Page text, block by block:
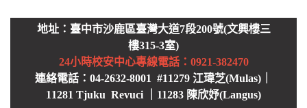
地址：臺中市沙鹿區臺灣大道7段200號(文興樓三
樓315-3室)
24小時校安中心專線電話：0921-382470
連絡電話：04-2632-8001 #11279 江瑋芝(Mulas)｜
11281 Tjuku Revuci ｜11283 陳欣妤(Langus)